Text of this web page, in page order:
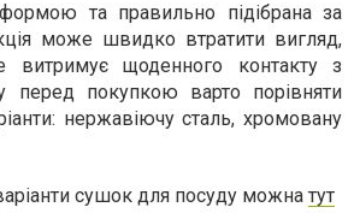
та правильно підібрана за
може швидко втратити вигляд,
витримує щоденного контакту з
покупкою варто порівняти
нержавіючу сталь, хромовану
сушок для посуду можна тут